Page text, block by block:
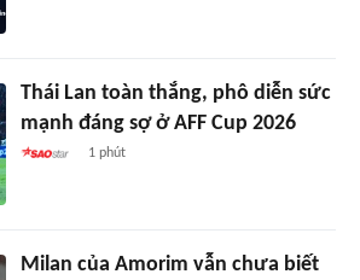
Thái Lan toàn thắng, phô diễn sức
mạnh đáng sợ ở AFF Cup 2026
1 phút
Milan của Amorim vẫn chưa biết